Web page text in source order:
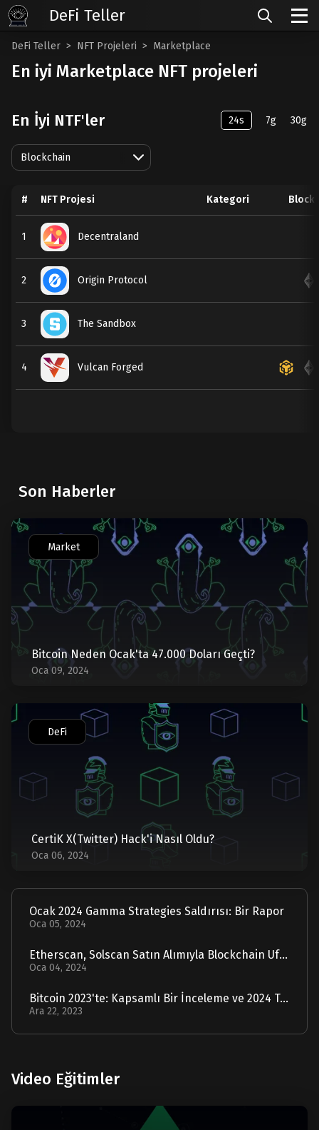
DeFi Teller NFT Projeleri Marketplace
En iyi Marketplace NFT projeleri
En İyi NTF'ler 24s 7g 30g
Blockchain
# NFT Projesi Kategori
1 Decentraland
2 Origin Protocol
3 The Sandbox
4 Vulcan Forged
Son Haberler
Bitcoin Neden Ocak'ta 47.000 Doları Geçti?
Oca 09, 2024
Market
CertiK X(Twitter) Hack'i Nasıl Oldu?
Oca 06, 2024
DeFi
Ocak 2024 Gamma Strategies Saldırısı: Bir Rapor
Oca 05, 2024
Etherscan, Solscan Satın Alımıyla Blockchain Ufuklarını Genişletiyor
Oca 04, 2024
Bitcoin 2023'te: Kapsamlı Bir İnceleme ve 2024 Tahmini
Ara 22, 2023
Video Eğitimler
DeFi Teller